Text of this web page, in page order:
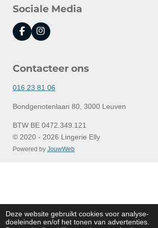
Deze website gebruikt cookies voor analyse-
doeleinden en/of het tonen van advertenties.
Sociale Media
F
a
b
o
k
I
n
a
r
a
Contacteer ons
016 23 81 06
Bondgenotenlaan 80, 3000 Leuven
BTW BE 0472.349.121
© 2020 - 2026 Lingerie Elly
Powered by JouwWeb